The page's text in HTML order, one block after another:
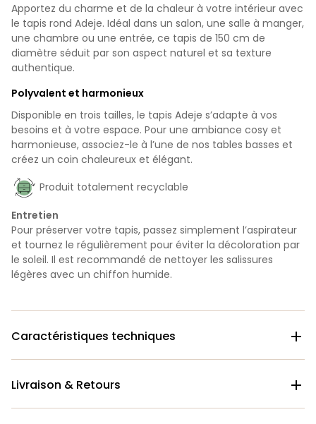
Apportez du charme et de la chaleur à votre intérieur avec
le tapis rond Adeje. Idéal dans un salon, une salle à manger,
une chambre ou une entrée, ce tapis de 150 cm de
diamètre séduit par son aspect naturel et sa texture
authentique.
Polyvalent et harmonieux
Disponible en trois tailles, le tapis Adeje s’adapte à vos
besoins et à votre espace. Pour une ambiance cosy et
harmonieuse, associez-le à l’une de nos tables basses et
créez un coin chaleureux et élégant.
Produit totalement recyclable
Entretien
Pour préserver votre tapis, passez simplement l’aspirateur
et tournez le régulièrement pour éviter la décoloration par
le soleil. Il est recommandé de nettoyer les salissures
légères avec un chiffon humide.
Caractéristiques techniques 
Livraison & Retours 